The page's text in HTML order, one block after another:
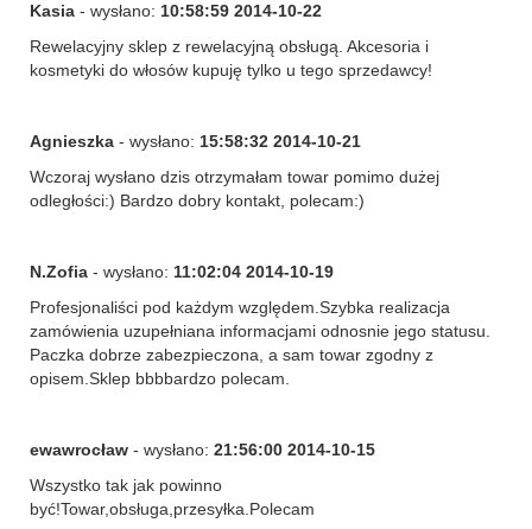
Kasia - wysłano: 10:58:59 2014-10-22
Rewelacyjny sklep z rewelacyjną obsługą. Akcesoria i
kosmetyki do włosów kupuję tylko u tego sprzedawcy!
Agnieszka - wysłano: 15:58:32 2014-10-21
Wczoraj wysłano dzis otrzymałam towar pomimo dużej
odległości:) Bardzo dobry kontakt, polecam:)
N.Zofia - wysłano: 11:02:04 2014-10-19
Profesjonaliści pod każdym względem.Szybka realizacja
zamówienia uzupełniana informacjami odnosnie jego statusu.
Paczka dobrze zabezpieczona, a sam towar zgodny z
opisem.Sklep bbbbardzo polecam.
ewawrocław - wysłano: 21:56:00 2014-10-15
Wszystko tak jak powinno
być!Towar,obsługa,przesyłka.Polecam